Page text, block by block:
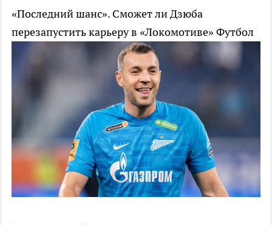
«Последний шанс». Сможет ли Дзюба
перезапустить карьеру в «Локомотиве» Футбол